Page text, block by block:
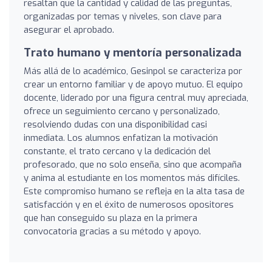
resaltan que la cantidad y calidad de las preguntas,
organizadas por temas y niveles, son clave para
asegurar el aprobado.
Trato humano y mentoría personalizada
Más allá de lo académico, Gesinpol se caracteriza por
crear un entorno familiar y de apoyo mutuo. El equipo
docente, liderado por una figura central muy apreciada,
ofrece un seguimiento cercano y personalizado,
resolviendo dudas con una disponibilidad casi
inmediata. Los alumnos enfatizan la motivación
constante, el trato cercano y la dedicación del
profesorado, que no solo enseña, sino que acompaña
y anima al estudiante en los momentos más difíciles.
Este compromiso humano se refleja en la alta tasa de
satisfacción y en el éxito de numerosos opositores
que han conseguido su plaza en la primera
convocatoria gracias a su método y apoyo.